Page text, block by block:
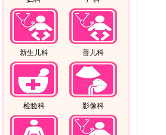
新生儿科 普儿科
检验科 影像科